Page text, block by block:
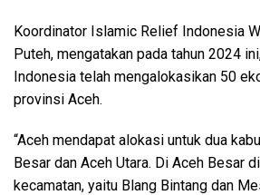
Koordinator Islamic Relief Indonesia
Puteh, mengatakan pada tahun 2024
Indonesia telah mengalokasikan 50
provinsi Aceh.
“Aceh mendapat alokasi untuk dua
Besar dan Aceh Utara. Di Aceh Besar
kecamatan, yaitu Blang Bintang dan